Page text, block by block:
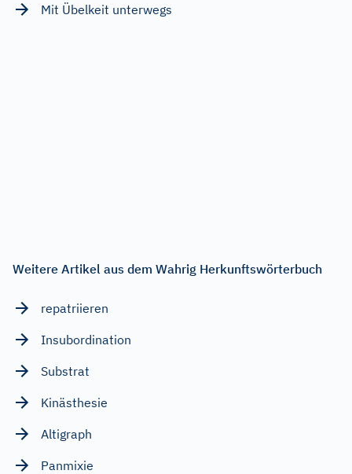
Mit Übelkeit unterwegs
Weitere Artikel aus dem Wahrig Herkunftswörterbuch
repatriieren
Insubordination
Substrat
Kinästhesie
Altigraph
Panmixie